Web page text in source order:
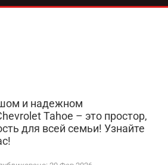
и надежном
Tahoe – это простор,
для всей семьи! Узнайте